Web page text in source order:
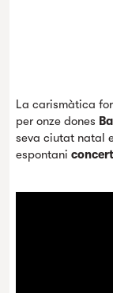
La carismàtica
per onze dones
seva ciutat natal
espontani